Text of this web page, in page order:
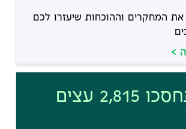
המחקרים וההוכחות שיעזרו לכם
>
כיצד תחסכו 2,815 עצים